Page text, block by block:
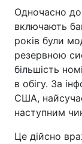
Одночасно до
включають
років були
резервною
більшість
в обігу. За
США,
наступним
Це дійсно